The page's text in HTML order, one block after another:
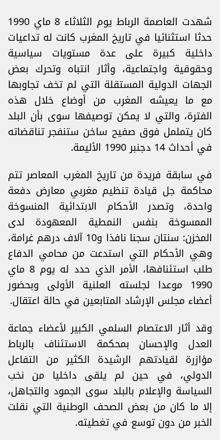
شهدت العاصمة الرباط يوم الثلاثاء 8 ماي 1990
حدثا استثنائيا في تاريخ المغرب كانت له تداعيات
داخلية كبيرة على عدة مستويات سياسية
وحقوقية واجتماعية، وأثار انتباه وتحرك بعض
الجهات الدولية المستقلة التي لم تخف تجاوبها
مع ما يعيشه المغرب من أوضاع خلال هذه
الفترة، والتي لا يمكن توصيفها سوى بأن البلد
كان يتململ فوق صفيح ساخن ستنفجر تناقضاته
في أحداث 14 دجنبر 1990 الأليمة.
في سابقة فريدة من تاريخ المغرب المعاصر تتم
محاكمة جل قيادة تنظيم مغربي معارض دفعة
واحدة، وتصدر الأحكام الابتدائية المنسوخة
الممسوخة بنفس النمطية المعهودة لدى
المخزن: سنتان سجنا نافذا و10 آلاف درهم غرامة،
وهي الأحكام التي استدعت من محامي الدفاع
طلب استئنافها، الأمر الذي حدد له يوم 8 ماي
1990 موعدا لجلسته العلنية الأولى وبحضور
أعضاء مجلس الإرشاد المتابعين في حالة اعتقال.
وقد أثار الاعتصام السلمي الكبير لأعضاء جماعة
العدل والإحسان بمحكمة الاستئناف بالرباط
مؤازرة لقيادتهم الرشيدة الكثير من التفاعل
الدولي، في حين لم يلقى داخليا من نخب
السياسة والإعلام بالبلد سوى الجمود والتجاهل،
إلا ما كان من بعض الصحف الوطنية التي نقلت
الخبر من دون توسع في تغطيته.